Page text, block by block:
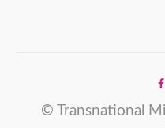
© Transnational